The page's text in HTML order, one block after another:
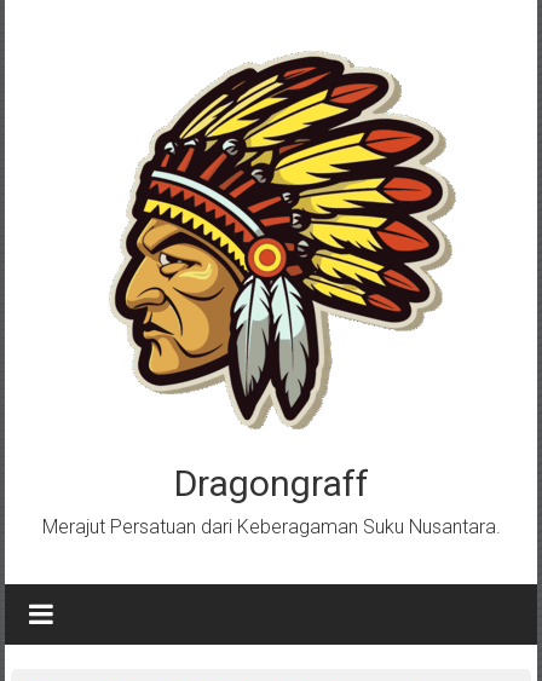
Dragongraff
Merajut Persatuan dari Keberagaman Suku Nusantara.